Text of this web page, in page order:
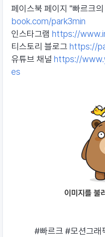
페이스북 페이지 "빠르크
book.com/park3min
인스타그램 https://
티스토리 블로그 https://
유튜브 채널 https://
es
#빠르크 #모션그래